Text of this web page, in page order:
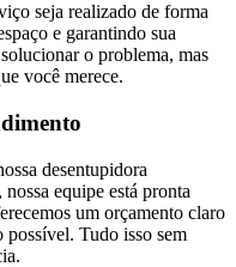
seja realizado de forma
e garantindo sua
o problema, mas
você merece.
desentupidora
equipe está pronta
um orçamento claro
possível. Tudo isso sem